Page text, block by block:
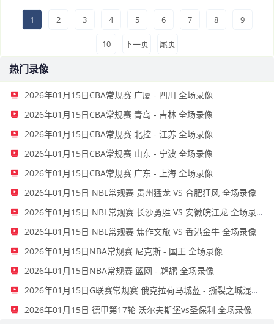
1 2 3 4 5 6 7 8 9
10 下一页 尾页
热门录像
2026年01月15日CBA常规赛 广厦 - 四川 全场录像
2026年01月15日CBA常规赛 青岛 - 吉林 全场录像
2026年01月15日CBA常规赛 北控 - 江苏 全场录像
2026年01月15日CBA常规赛 山东 - 宁波 全场录像
2026年01月15日CBA常规赛 广东 - 上海 全场录像
2026年01月15日 NBL常规赛 贵州猛龙 VS 合肥狂风 全场录像
2026年01月15日 NBL常规赛 长沙勇胜 VS 安徽皖江龙 全场录像
2026年01月15日 NBL常规赛 焦作文旅 VS 香港金牛 全场录像
2026年01月15日NBA常规赛 尼克斯 - 国王 全场录像
2026年01月15日NBA常规赛 篮网 - 鹈鹕 全场录像
2026年01月15日G联赛常规赛 俄克拉荷马城蓝 - 撕裂之城混音 全场录像
2026年01月15日 德甲第17轮 沃尔夫斯堡vs圣保利 全场录像